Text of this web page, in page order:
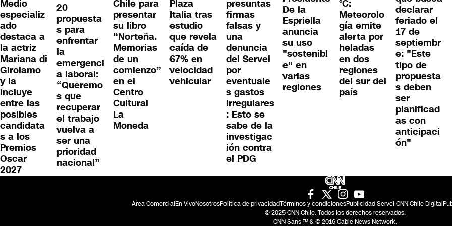
Medio
especializ
ado
destaca a
la actriz
Mariana di
Girolamo
y la
incluye
entre las
posibles
candidata
s a los
Premios
Oscar
2027
20
propuesta
s para
enfrentar
la
emergenci
a laboral:
“Queremo
s que
recuperar
el trabajo
vuelva a
ser una
prioridad
nacional”
Chile para
presentar
su libro
“Norteña.
Memorias
de un
comienzo”
en el
Centro
Cultural
La
Moneda
Plaza
Italia tras
estudio
que revela
caída de
67% en
velocidad
vehicular
presuntas
firmas
falsas y
una
denuncia
del Servel
por
eventuale
s gastos
irregulares
: Esto se
sabe de la
investigac
ión contra
el PDG
De la
Espriella
anuncia
su uso
"sostenibl
e" en
varias
regiones
°C:
Meteorolo
gía emite
alerta por
heladas
en dos
regiones
del sur del
país
declarar
feriado el
17 de
septiembr
e: "Este
tipo de
propuesta
s deben
ser
planificad
as con
anticipaci
ón"
Área ComercialEn VivoNosotrosPolítica de privacidadTérminos y condicionesPublicidad Servel CNN Chile Digital
© 2025 CNN Chile. Todos los derechos reservados.
CNN Sans ™ & © 2016 Cable News Network.